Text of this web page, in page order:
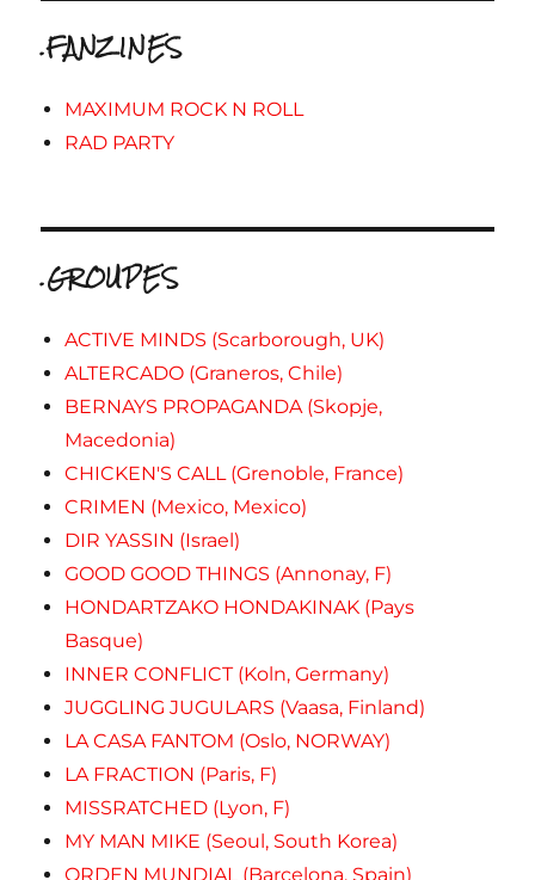
.FANZINES
MAXIMUM ROCK N ROLL
RAD PARTY
.GROUPES
ACTIVE MINDS (Scarborough, UK)
ALTERCADO (Graneros, Chile)
BERNAYS PROPAGANDA (Skopje,
Macedonia)
CHICKEN'S CALL (Grenoble, France)
CRIMEN (Mexico, Mexico)
DIR YASSIN (Israel)
GOOD GOOD THINGS (Annonay, F)
HONDARTZAKO HONDAKINAK (Pays
Basque)
INNER CONFLICT (Koln, Germany)
JUGGLING JUGULARS (Vaasa, Finland)
LA CASA FANTOM (Oslo, NORWAY)
LA FRACTION (Paris, F)
MISSRATCHED (Lyon, F)
MY MAN MIKE (Seoul, South Korea)
ORDEN MUNDIAL (Barcelona, Spain)